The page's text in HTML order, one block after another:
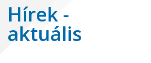
Hírek -
aktuális